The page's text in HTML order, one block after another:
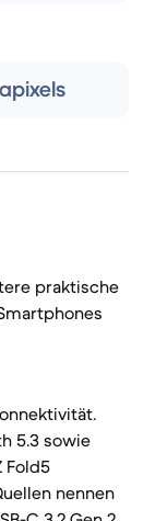
praktische
5.3 sowie
Fold5
nennen